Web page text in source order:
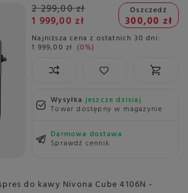
2 299,00 zł
1 999,00 zł
Oszczedź
300,00 zł
Najniższa cena z ostatnich 30 dni:
1 999,00 zł 0%
Wysyłkajeszcze dzisiaj
Towar dostępny w magazynie
Darmowa dostawa
Sprawdź cennik
do kawy Nivona Cube 4106N -